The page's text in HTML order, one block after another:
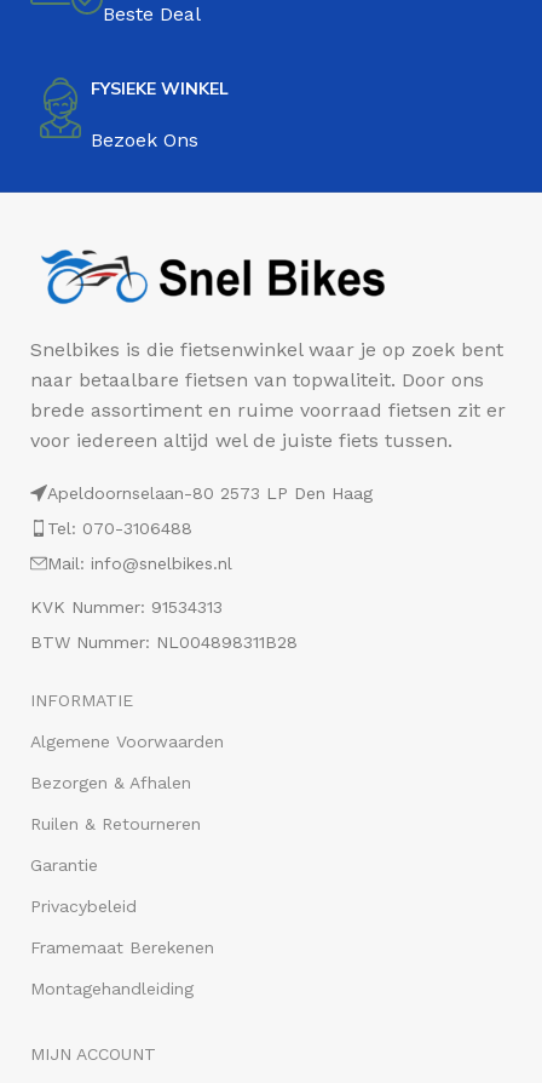
Beste Deal
FYSIEKE WINKEL
Bezoek Ons
Snelbikes is die fietsenwinkel waar je op zoek bent
naar betaalbare fietsen van topwaliteit. Door ons
brede assortiment en ruime voorraad fietsen zit er
voor iedereen altijd wel de juiste fiets tussen.
Apeldoornselaan-80 2573 LP Den Haag
Tel: 070-3106488
Mail: info@snelbikes.nl
KVK Nummer: 91534313
BTW Nummer: NL004898311B28
INFORMATIE
Algemene Voorwaarden
Bezorgen & Afhalen
Ruilen & Retourneren
Garantie
Privacybeleid
Framemaat Berekenen
Montagehandleiding
MIJN ACCOUNT